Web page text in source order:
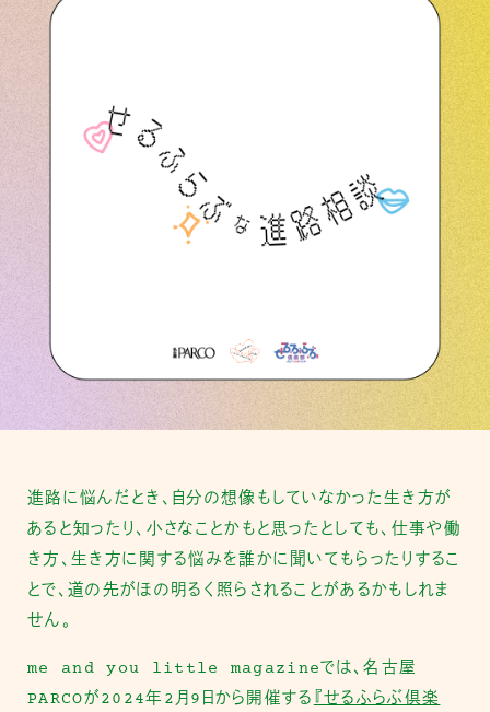
進路に悩んだとき、自分の想像もしていなかった生き方が
あると知ったり、小さなことかもと思ったとしても、仕事や働
き方、生き方に関する悩みを誰かに聞いてもらったりするこ
とで、道の先がほの明るく照らされることがあるかもしれま
せん。
me and you little magazineでは、名古屋
PARCOが2024年2月9日から開催する『せるふらぶ倶楽